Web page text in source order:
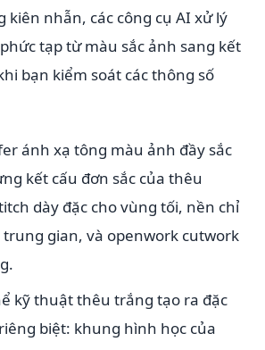
kiên nhẫn, các công cụ AI xử lý
tạp từ màu sắc ảnh sang kết
bạn kiểm soát các thông số
ánh xạ tông màu ảnh đầy sắc
kết cấu đơn sắc của thêu
dày đặc cho vùng tối, nền chỉ
trung gian, và openwork cutwork
kỹ thuật thêu trắng tạo ra đặc
biệt: khung hình học của